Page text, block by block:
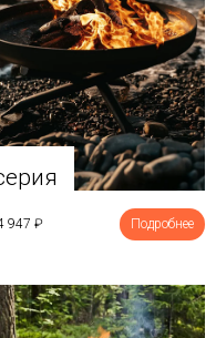
947 ₽ Подробнее